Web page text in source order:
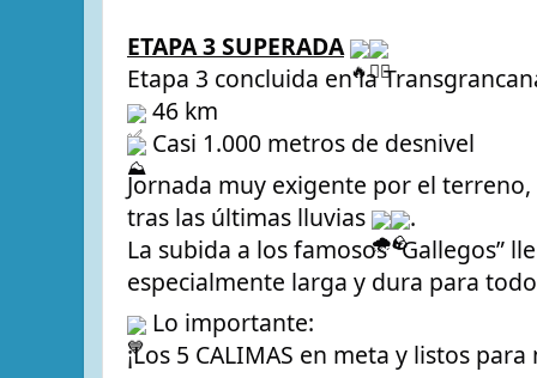
ETAPA 3 SUPERADA
Etapa 3 concluida en la
46 km
Casi 1.000 metros de desnivel
Jornada muy exigente por el
tras las últimas lluvias
.
La subida a los famosos “Gallegos”
especialmente larga y dura para
Lo importante:
¡Los 5 CALIMAS en meta y listos